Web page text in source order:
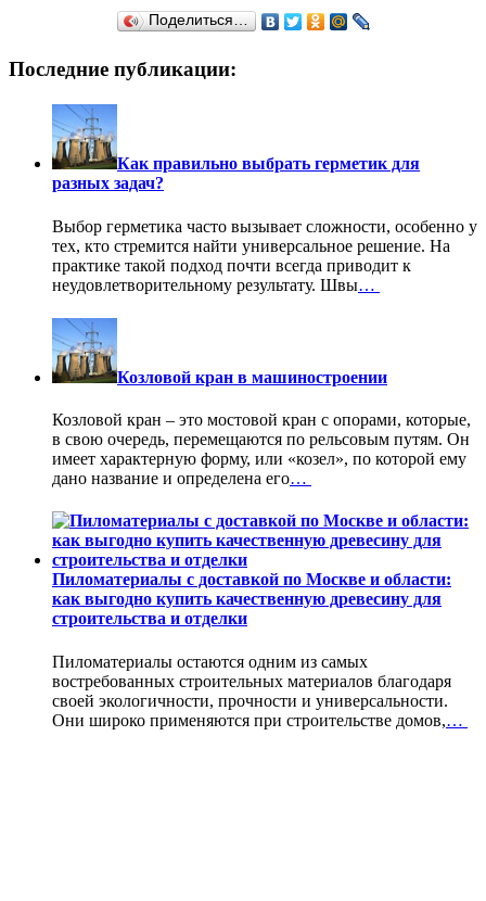
Поделиться…
Последние публикации:
Как правильно выбрать герметик для
разных задач?
Выбор герметика часто вызывает сложности, особенно у
тех, кто стремится найти универсальное решение. На
практике такой подход почти всегда приводит к
неудовлетворительному результату. Швы…
Козловой кран в машиностроении
Козловой кран – это мостовой кран с опорами, которые,
в свою очередь, перемещаются по рельсовым путям. Он
имеет характерную форму, или «козел», по которой ему
дано название и определена его…
Пиломатериалы с доставкой по Москве и области:
как выгодно купить качественную древесину для
строительства и отделки
Пиломатериалы остаются одним из самых
востребованных строительных материалов благодаря
своей экологичности, прочности и универсальности.
Они широко применяются при строительстве домов,…